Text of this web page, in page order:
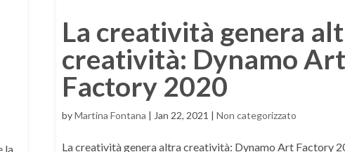
la
La creatività genera
creatività: Dynamo Art
Factory 2020
byMartina Fontana | Jan 22, 2021 | Non categorizzato
La creatività genera altra creatività: Dynamo Art Factory